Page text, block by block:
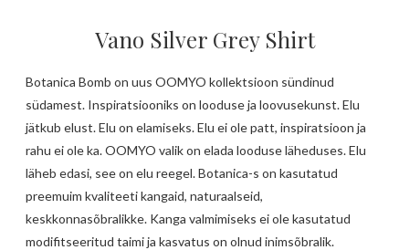
Vano Silver Grey Shirt
Botanica Bomb on uus OOMYO kollektsioon sündinud
südamest. Inspiratsiooniks on looduse ja loovusekunst. Elu
jätkub elust. Elu on elamiseks. Elu ei ole patt, inspiratsioon ja
rahu ei ole ka. OOMYO valik on elada looduse läheduses. Elu
läheb edasi, see on elu reegel. Botanica-s on kasutatud
preemuim kvaliteeti kangaid, naturaalseid,
keskkonnasõbralikke. Kanga valmimiseks ei ole kasutatud
modifitseeritud taimi ja kasvatus on olnud inimsõbralik.